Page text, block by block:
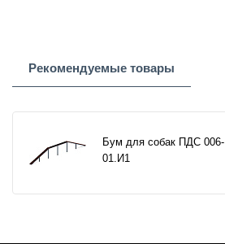
Рекомендуемые товары
Бум для собак ПДС 006-
01.И1